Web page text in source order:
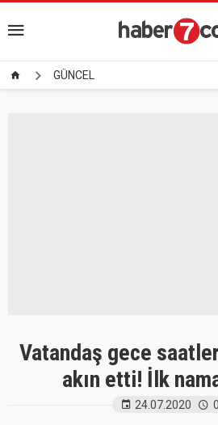
GÜNCEL
Vatandaş gece
akın etti! İlk
24.07.2020